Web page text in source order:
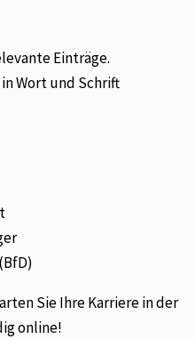
Einträge.
Wort und Schrift
Sie Ihre Karriere in der
online!